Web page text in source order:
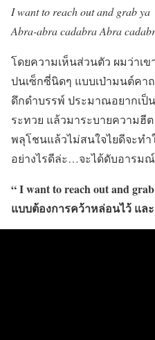
I want to reach out and grab ya
Abra-abra cadabra Abra
โดยความเห็นส่วนตัว ผมว่าเข
ปนเซ็กซี่นิดๆ แบบเป่ามนต์คา
ดึกดำบรรพ์ ประมาณอยากเ
ระทวย แล้วมาระบายความ
พลุโชนแล้วไม่สนใจไยดีจะท
อย่างไรดีล่ะ…จะได้ดับอารม
“ I want to reach out and
แบบต้องการคว้าหล่อนไว้ และ